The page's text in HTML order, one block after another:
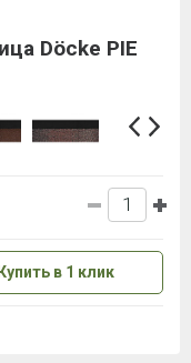
Döcke PIE
Купить в 1 клик